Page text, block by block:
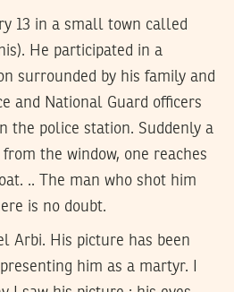
13 in a small town called
He participated in a
surrounded by his family and
and National Guard officers
the police station. Suddenly a
the window, one reaches
.. The man who shot him
is no doubt.
Arbi. His picture has been
him as a martyr. I